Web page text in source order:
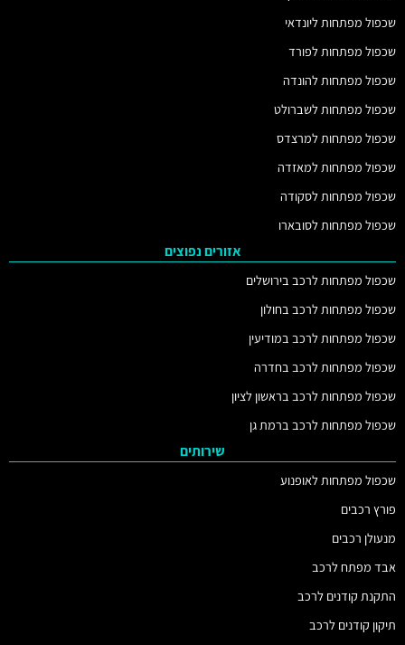
שכפול מפתחות ליונדאי
שכפול מפתחות לפורד
שכפול מפתחות להונדה
שכפול מפתחות לשברולט
שכפול מפתחות למרצדס
שכפול מפתחות למאזדה
שכפול מפתחות לסקודה
שכפול מפתחות לסובארו
אזורים נפוצים
שכפול מפתחות לרכב בירושלים
שכפול מפתחות לרכב בחולון
שכפול מפתחות לרכב במודיעין
שכפול מפתחות לרכב בחדרה
שכפול מפתחות לרכב בראשון לציון
שכפול מפתחות לרכב ברמת גן
שירותים
שכפול מפתחות לאופנוע
פורץ רכבים
מנעולן רכבים
אבד מפתח לרכב
התקנת קודנים לרכב
תיקון קודנים לרכב